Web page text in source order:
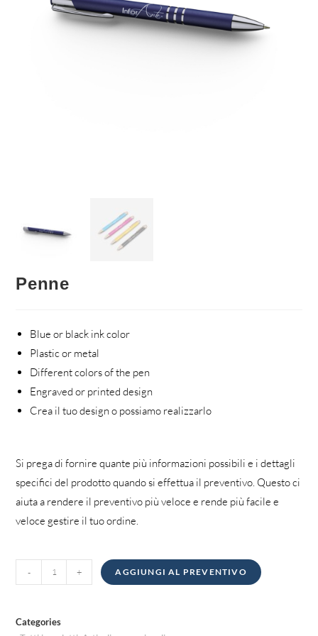
Penne
Blue or black ink color
Plastic or metal
Different colors of the pen
Engraved or printed design
Crea il tuo design o possiamo realizzarlo
Si prega di fornire quante più informazioni possibili e i dettagli
specifici del prodotto quando si effettua il preventivo. Questo ci
aiuta a rendere il preventivo più veloce e rende più facile e
veloce gestire il tuo ordine.
quantità
- + AGGIUNGI AL PREVENTIVO
Categories